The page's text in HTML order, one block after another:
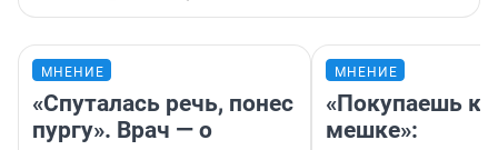
МНЕНИЕ
«Спуталась речь, понес
пургу». Врач — о
МНЕНИЕ
«Покупаешь
мешке»: